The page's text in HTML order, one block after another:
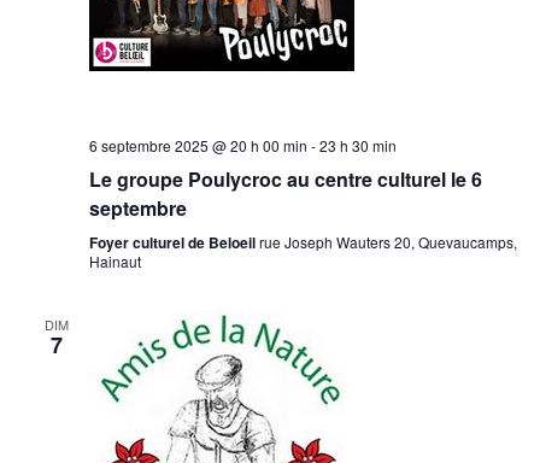
6 septembre 2025 @ 20 h 00 min -23 h 30 min
Le groupe Poulycroc au centre culturel le 6
septembre
Foyer culturel de Beloeilrue Joseph Wauters 20, Quevaucamps,
Hainaut
DIM
7